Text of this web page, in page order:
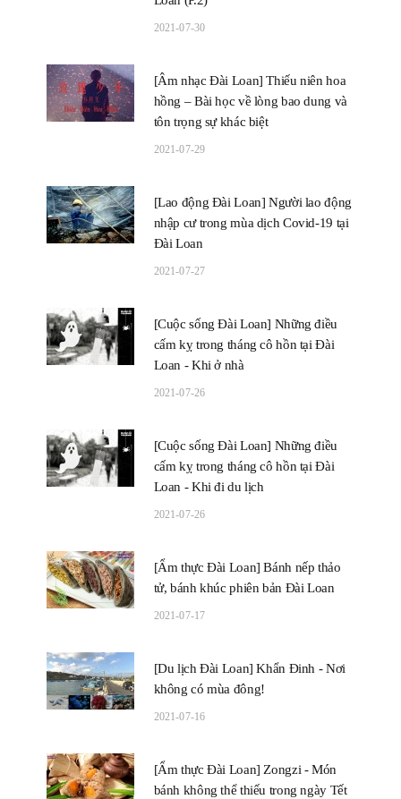
2021-07-30
[Âm nhạc Đài Loan] Thiếu niên hoa
hồng – Bài học về lòng bao dung và
tôn trọng sự khác biệt
2021-07-29
[Lao động Đài Loan] Người lao động
nhập cư trong mùa dịch Covid-19 tại
Đài Loan
2021-07-27
[Cuộc sống Đài Loan] Những điều
cấm kỵ trong tháng cô hồn tại Đài
Loan - Khi ở nhà
2021-07-26
[Cuộc sống Đài Loan] Những điều
cấm kỵ trong tháng cô hồn tại Đài
Loan - Khi đi du lịch
2021-07-26
[Ẩm thực Đài Loan] Bánh nếp thảo
tử, bánh khúc phiên bản Đài Loan
2021-07-17
[Du lịch Đài Loan] Khẩn Đinh - Nơi
không có mùa đông!
2021-07-16
[Ẩm thực Đài Loan] Zongzi - Món
bánh không thể thiếu trong ngày Tết